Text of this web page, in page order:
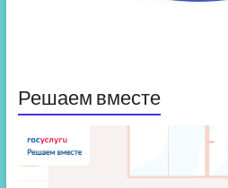
Решаем вместе